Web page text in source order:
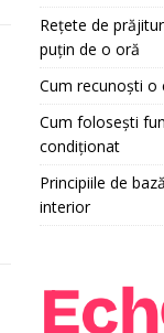
Rețete de
puțin de o oră
Cum recunoști o
Cum folosești
condiționat
Principiile de
interior